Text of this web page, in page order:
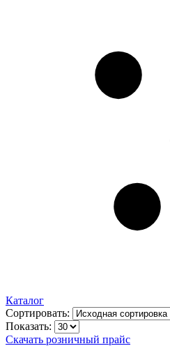
Каталог
Сортировать:
Показать:
Скачать розничный прайс